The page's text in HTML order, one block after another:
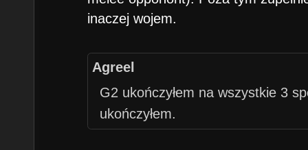
inaczej wojem.
Agreel
G2 ukończyłem na wszystkie 3
ukończyłem.